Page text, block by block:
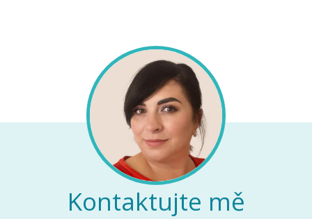
Kontaktujte mě